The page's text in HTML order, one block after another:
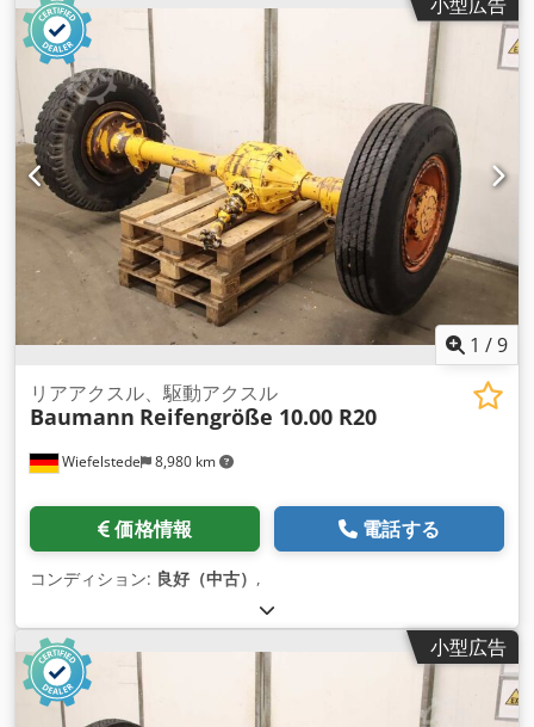
1 /9
Wiefelstede 8,980 km
リアアクスル、駆動アクスル
Baumann Reifengröße 10.00 R20
価格情報 電話する
コンディション: 良好（中古） ,
小型広告